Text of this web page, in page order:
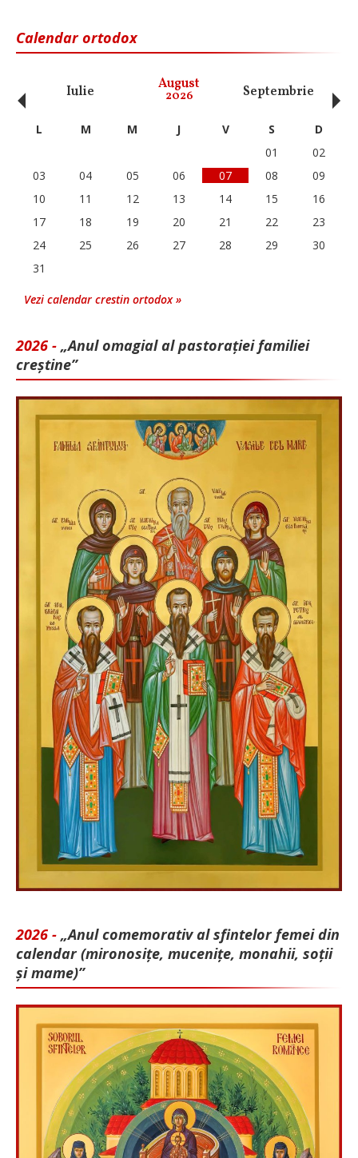
Calendar ortodox
Iulie August
2026 Septembrie
‹ L M M J V S
D
01
02
03
04 05 06 07 08
09
10
11 12 13 14 15
16
17
18 19 20 21 22
23
24
25 26 27 28 29
30
31
Vezi calendar crestin ortodox »
2026 - „Anul omagial al pastorației familiei
creștine”
2026 - „Anul comemorativ al sfintelor femei din
calendar (mironosițe, mu­cenițe, monahii, soții
și mame)”